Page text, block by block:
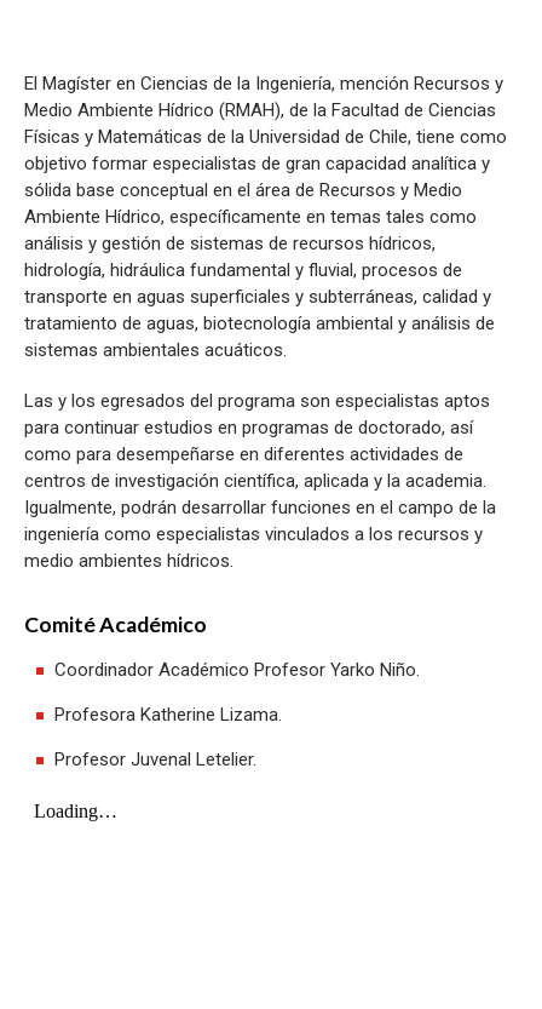
El Magíster en Ciencias de la Ingeniería, mención Recursos y
Medio Ambiente Hídrico (RMAH), de la Facultad de Ciencias
Físicas y Matemáticas de la Universidad de Chile, tiene como
objetivo formar especialistas de gran capacidad analítica y
sólida base conceptual en el área de Recursos y Medio
Ambiente Hídrico, específicamente en temas tales como
análisis y gestión de sistemas de recursos hídricos,
hidrología, hidráulica fundamental y fluvial, procesos de
transporte en aguas superficiales y subterráneas, calidad y
tratamiento de aguas, biotecnología ambiental y análisis de
sistemas ambientales acuáticos.
Las y los egresados del programa son especialistas aptos
para continuar estudios en programas de doctorado, así
como para desempeñarse en diferentes actividades de
centros de investigación científica, aplicada y la academia.
Igualmente, podrán desarrollar funciones en el campo de la
ingeniería como especialistas vinculados a los recursos y
medio ambientes hídricos.
Comité Académico
Coordinador Académico Profesor Yarko Niño.
Profesora Katherine Lizama.
Profesor Juvenal Letelier.